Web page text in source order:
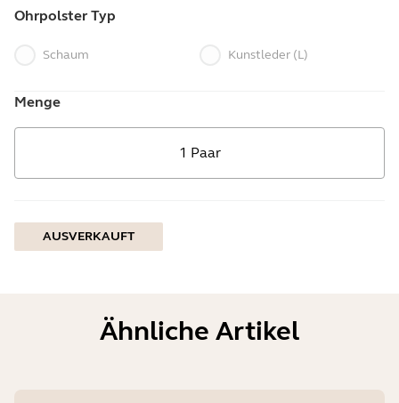
Ohrpolster Typ
Schaum Kunstleder (L)
Menge
1 Paar
AUSVERKAUFT
Ähnliche Artikel